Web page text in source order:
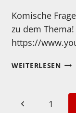
Komische
zu dem Thema!
https://
WEITERLESEN
LP
Vorherige
1